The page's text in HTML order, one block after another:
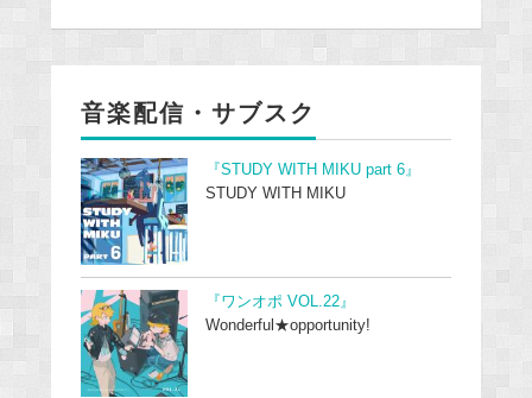
音楽配信・サブスク
『STUDY WITH MIKU part 6』
STUDY WITH MIKU
『ワンオポ VOL.22』
Wonderful★opportunity!